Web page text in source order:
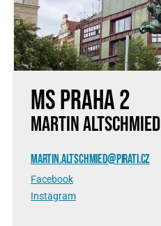
MS Praha 2
MARTIN ALTSCHMIED
MARTIN.ALTSCHMIED@PIRATI.CZ
Facebook
Instagram